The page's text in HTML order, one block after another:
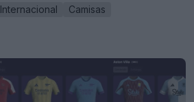
Internacional
Camisas